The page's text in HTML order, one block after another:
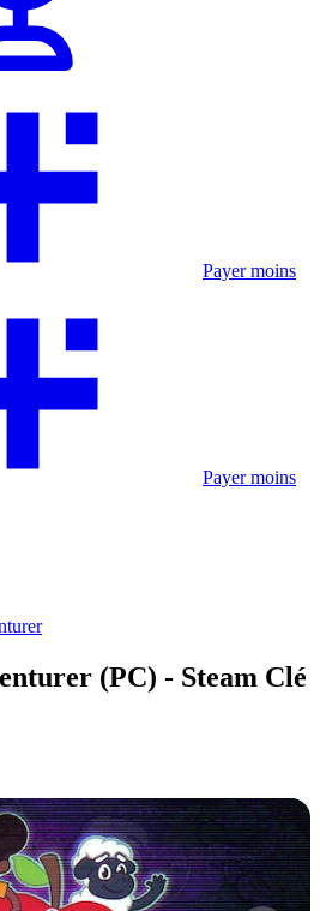
Payer moins
Payer moins
(PC) - Steam Clé